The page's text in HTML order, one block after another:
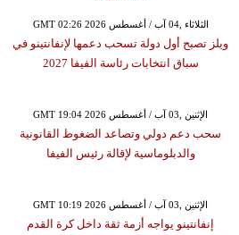
GMT 02:26 2026 الثلاثاء ,04 آب / أغسطس
ويلز تصبح أول دولة تسحب دعمها لإنفانتينو في
سباق انتخابات رئاسة الفيفا 2027
GMT 19:04 2026 الإثنين ,03 آب / أغسطس
سحب دعم دولي وتصاعد الضغوط القانونية
والدبلوماسية لإقالة رئيس الفيفا
GMT 10:19 2026 الإثنين ,03 آب / أغسطس
إنفانتينو يواجه أزمة ثقة داخل كرة القدم